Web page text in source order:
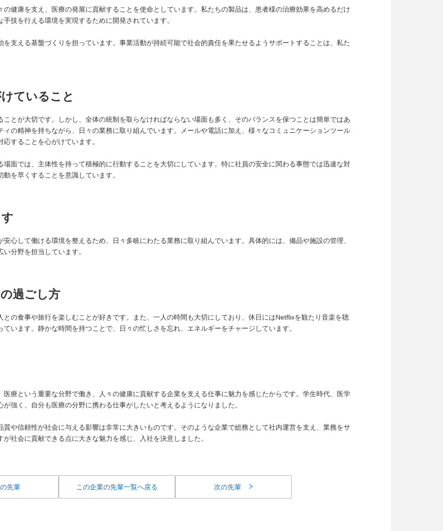
健康を支え、医療の発展に貢献することを使命としています。私たちの製品は、患者様の治療効果を高めるだけ
技を行える環境を実現するために開発されています。
支える基盤づくりを担っています。事業活動が持続可能で社会的責任を果たせるようサポートすることは、私た
ていること
とが大切です。しかし、全体の統制を取らなければならない場面も多く、そのバランスを保つことは簡単ではあ
ィの精神を持ちながら、日々の業務に取り組んでいます。メールや電話に加え、様々なコミュニケーションツール
することを心がけています。
場面では、主体性を持って積極的に行動することを大切にしています。特に社員の安全に関わる事態では迅速な対
を早くすることを意識しています。
心して働ける環境を整えるため、日々多岐にわたる業務に取り組んでいます。具体的には、備品や施設の管理、
分野を担当しています。
過ごし方
との食事や旅行を楽しむことが好きです。また、一人の時間も大切にしており、休日にはNetflixを観たり音楽を聴
います。静かな時間を持つことで、日々の忙しさを忘れ、エネルギーをチャージしています。
療という重要な分野で働き、人々の健康に貢献する企業を支える仕事に魅力を感じたからです。学生時代、医学
強く、自分も医療の分野に携わる仕事がしたいと考えるようになりました。
質や信頼性が社会に与える影響は非常に大きいものです。そのような企業で総務として社内運営を支え、業務をサ
社会に貢献できる点に大きな魅力を感じ、入社を決意しました。
先輩 この企業の先輩一覧へ戻る 次の先輩